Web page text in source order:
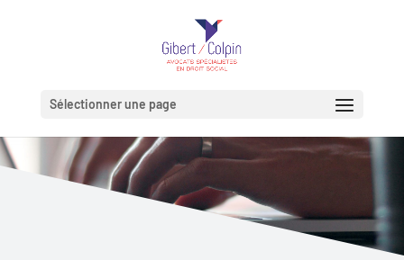
Sélectionner une page